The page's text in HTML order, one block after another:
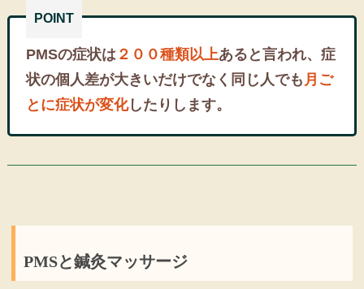
PMSの症状は２００種類以上あると言われ、症
状の個人差が大きいだけでなく同じ人でも 月ご
とに症状が変化したりします。
PMSと鍼灸マッサージ